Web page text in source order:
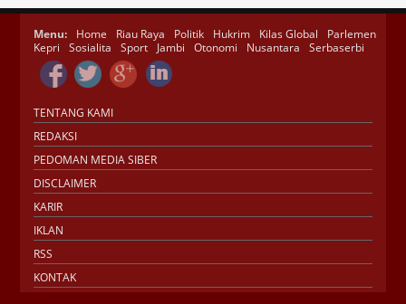
Menu: Home Riau Raya Politik Hukrim Kilas Global
Parlemen
Kepri
Sosialita Sport Jambi Otonomi Nusantara Serbaserbi
TENTANG KAMI
REDAKSI
PEDOMAN MEDIA SIBER
DISCLAIMER
KARIR
IKLAN
RSS
KONTAK